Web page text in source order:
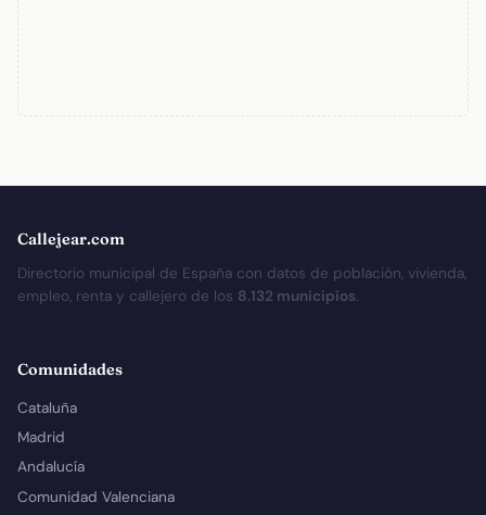
Callejear.com
Directorio municipal de España con datos de población, vivienda,
empleo, renta y callejero de los 8.132 municipios.
Comunidades
Cataluña
Madrid
Andalucía
Comunidad Valenciana